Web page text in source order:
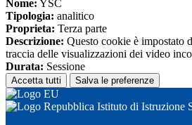
Nome: YSC
Tipologia: analitico
Proprieta: Terza parte
Descrizione: Questo cookie è impostato
traccia delle visualizzazioni dei video
Durata: Sessione
Accetta tutti Salva le preferenze
Istituto di Istruzione